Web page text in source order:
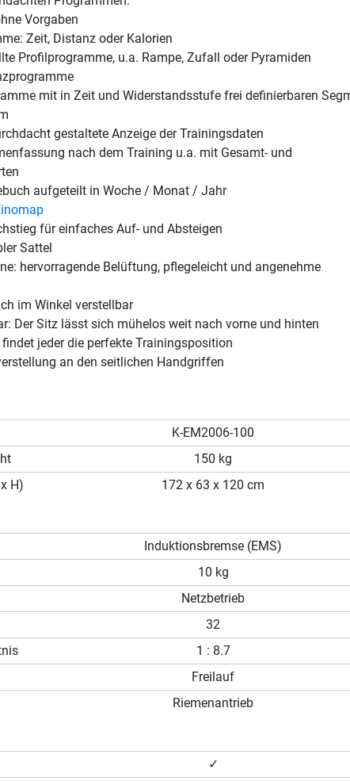
Vorgaben
Zeit, Distanz oder Kalorien
Profilprogramme, u.a. Rampe, Zufall oder Pyramiden
mit in Zeit und Widerstandsstufe frei definierbaren
gestaltete Anzeige der Trainingsdaten
nach dem Training u.a. mit Gesamt- und
aufgeteilt in Woche / Monat / Jahr
für einfaches Auf- und Absteigen
Sattel
hervorragende Belüftung, pflegeleicht und angenehme
im Winkel verstellbar
Der Sitz lässt sich mühelos weit nach vorne und hinten
jeder die perfekte Trainingsposition
an den seitlichen Handgriffen
K-EM2006-100
150 kg
H)
172 x 63 x 120 cm
Induktionsbremse (EMS)
10 kg
Netzbetrieb
32
1 : 8.7
Freilauf
Riemenantrieb
✓